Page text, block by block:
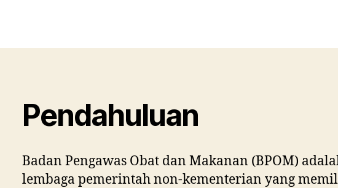
Pendahuluan
Badan Pengawas Obat dan Makanan (BPOM)
lembaga pemerintah non-kementerian yang